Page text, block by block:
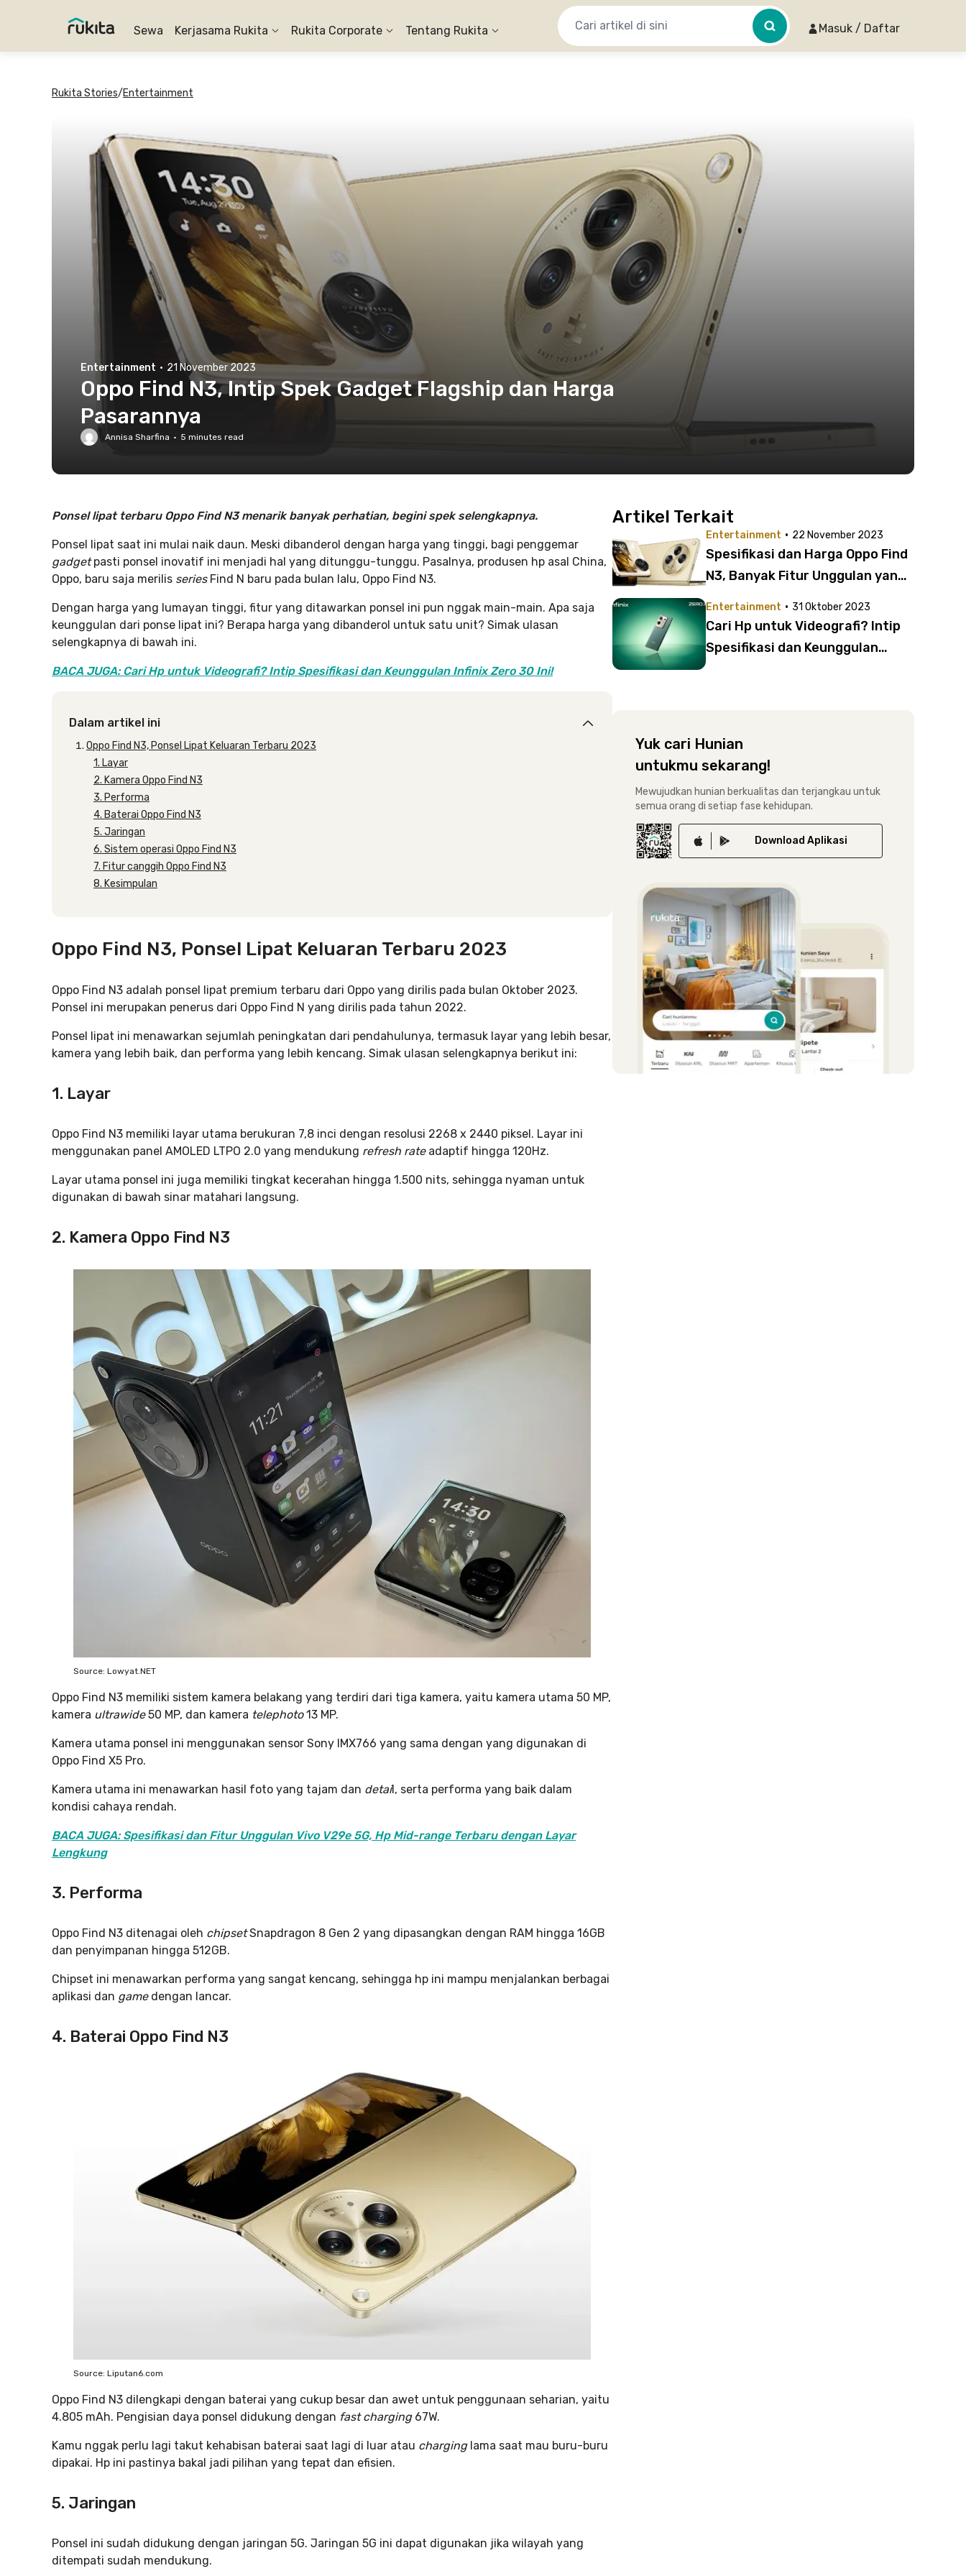
Sewa Kerjasama Rukita Rukita Corporate Tentang Rukita Masuk / Daftar
Rukita Stories/Entertainment
Entertainment · 21 November 2023
Oppo Find N3, Intip Spek Gadget Flagship dan Harga
Pasarannya
Annisa Sharfina · 5 minutes read
Ponsel lipat terbaru Oppo Find N3 menarik banyak perhatian, begini spek selengkapnya.
Ponsel lipat saat ini mulai naik daun. Meski dibanderol dengan harga yang tinggi, bagi penggemar
gadgetpasti ponsel inovatif ini menjadi hal yang ditunggu-tunggu. Pasalnya, produsen hp asal China,
Oppo, baru saja merilis seriesFind N baru pada bulan lalu, Oppo Find N3.
Dengan harga yang lumayan tinggi, fitur yang ditawarkan ponsel ini pun nggak main-main. Apa saja
keunggulan dari ponse lipat ini? Berapa harga yang dibanderol untuk satu unit? Simak ulasan
selengkapnya di bawah ini.
BACA JUGA: Cari Hp untuk Videografi? Intip Spesifikasi dan Keunggulan Infinix Zero 30 Ini!
Dalam artikel ini
Oppo Find N3, Ponsel Lipat Keluaran Terbaru 2023
1. Layar
2. Kamera Oppo Find N3
3. Performa
4. Baterai Oppo Find N3
5. Jaringan
6. Sistem operasi Oppo Find N3
7. Fitur canggih Oppo Find N3
8. Kesimpulan
Oppo Find N3, Ponsel Lipat Keluaran Terbaru 2023
Oppo Find N3 adalah ponsel lipat premium terbaru dari Oppo yang dirilis pada bulan Oktober 2023.
Ponsel ini merupakan penerus dari Oppo Find N yang dirilis pada tahun 2022.
Ponsel lipat ini menawarkan sejumlah peningkatan dari pendahulunya, termasuk layar yang lebih besar,
kamera yang lebih baik, dan performa yang lebih kencang. Simak ulasan selengkapnya berikut ini:
1. Layar
Oppo Find N3 memiliki layar utama berukuran 7,8 inci dengan resolusi 2268 x 2440 piksel. Layar ini
menggunakan panel AMOLED LTPO 2.0 yang mendukung refresh rateadaptif hingga 120Hz.
Layar utama ponsel ini juga memiliki tingkat kecerahan hingga 1.500 nits, sehingga nyaman untuk
digunakan di bawah sinar matahari langsung.
2. Kamera Oppo Find N3
Source: Lowyat.NET
Oppo Find N3 memiliki sistem kamera belakang yang terdiri dari tiga kamera, yaitu kamera utama 50 MP,
kamera ultrawide50 MP, dan kamera telephoto13 MP.
Kamera utama ponsel ini menggunakan sensor Sony IMX766 yang sama dengan yang digunakan di
Oppo Find X5 Pro.
Kamera utama ini menawarkan hasil foto yang tajam dan detail, serta performa yang baik dalam
kondisi cahaya rendah.
BACA JUGA: Spesifikasi dan Fitur Unggulan Vivo V29e 5G, Hp Mid-range Terbaru dengan Layar
Lengkung
3. Performa
Oppo Find N3 ditenagai oleh chipsetSnapdragon 8 Gen 2 yang dipasangkan dengan RAM hingga 16GB
dan penyimpanan hingga 512GB.
Chipset ini menawarkan performa yang sangat kencang, sehingga hp ini mampu menjalankan berbagai
aplikasi dan gamedengan lancar.
4. Baterai Oppo Find N3
Source: Liputan6.com
Oppo Find N3 dilengkapi dengan baterai yang cukup besar dan awet untuk penggunaan seharian, yaitu
4.805 mAh. Pengisian daya ponsel didukung dengan fast charging67W.
Kamu nggak perlu lagi takut kehabisan baterai saat lagi di luar atau charginglama saat mau buru-buru
dipakai. Hp ini pastinya bakal jadi pilihan yang tepat dan efisien.
5. Jaringan
Ponsel ini sudah didukung dengan jaringan 5G. Jaringan 5G ini dapat digunakan jika wilayah yang
ditempati sudah mendukung.
Artikel Terkait
Entertainment · 22 November 2023
Spesifikasi dan Harga Oppo Find
N3, Banyak Fitur Unggulan yang
Entertainment · 31 Oktober 2023
Cari Hp untuk Videografi? Intip
Spesifikasi dan Keunggulan
Yuk cari Hunian
untukmu sekarang!
Mewujudkan hunian berkualitas dan terjangkau untuk
semua orang di setiap fase kehidupan.
Download Aplikasi